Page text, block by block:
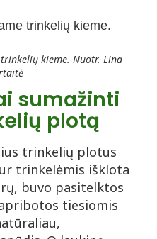
kieme. Nuotr. Lina
sumažinti
plotą
trinkelių plotus
trinkelėmis išklota
buvo pasitelktos
apribotos tiesiomis